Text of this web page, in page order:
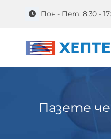
съдържаниетоПон - Пет: 8:30 -
Пазете